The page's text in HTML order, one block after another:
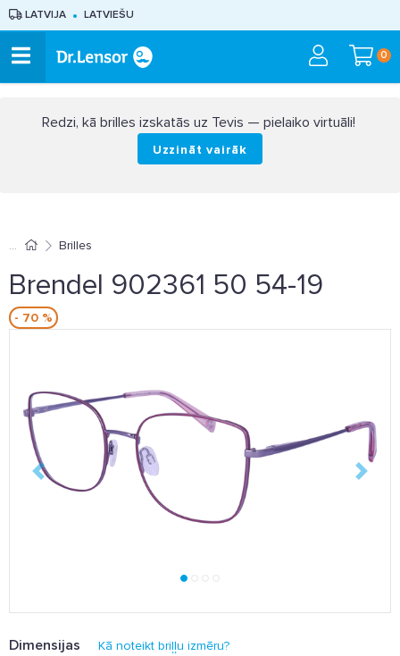
LATVIJA LATVIEŠU
0
Redzi, kā brilles izskatās uz Tevis — pielaiko virtuāli!
Uzzināt vairāk
Brilles
Brendel 902361 50 54-19
- 70 %
Dimensijas Kā noteikt briļļu izmēru?